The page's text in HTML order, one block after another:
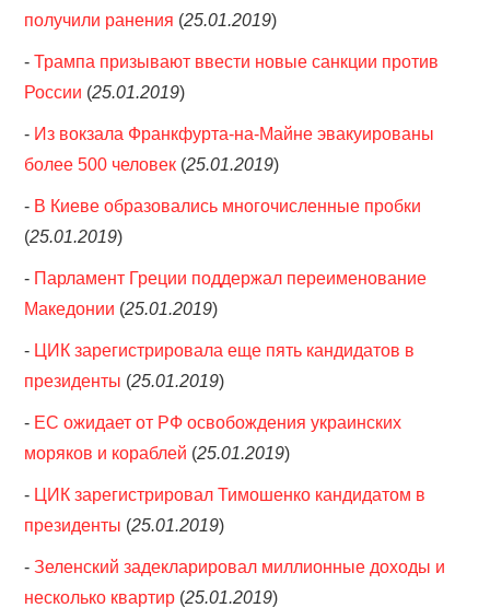
получили ранения (25.01.2019)
-Трампа призывают ввести новые санкции против
России (25.01.2019)
- Из вокзала Франкфурта-на-Майне эвакуированы
более 500 человек (25.01.2019)
- В Киеве образовались многочисленные пробки
(25.01.2019)
- Парламент Греции поддержал переименование
Македонии (25.01.2019)
- ЦИК зарегистрировала еще пять кандидатов в
президенты (25.01.2019)
- ЕС ожидает от РФ освобождения украинских
моряков и кораблей (25.01.2019)
- ЦИК зарегистрировал Тимошенко кандидатом в
президенты (25.01.2019)
-Зеленский задекларировал миллионные доходы и
несколько квартир (25.01.2019)